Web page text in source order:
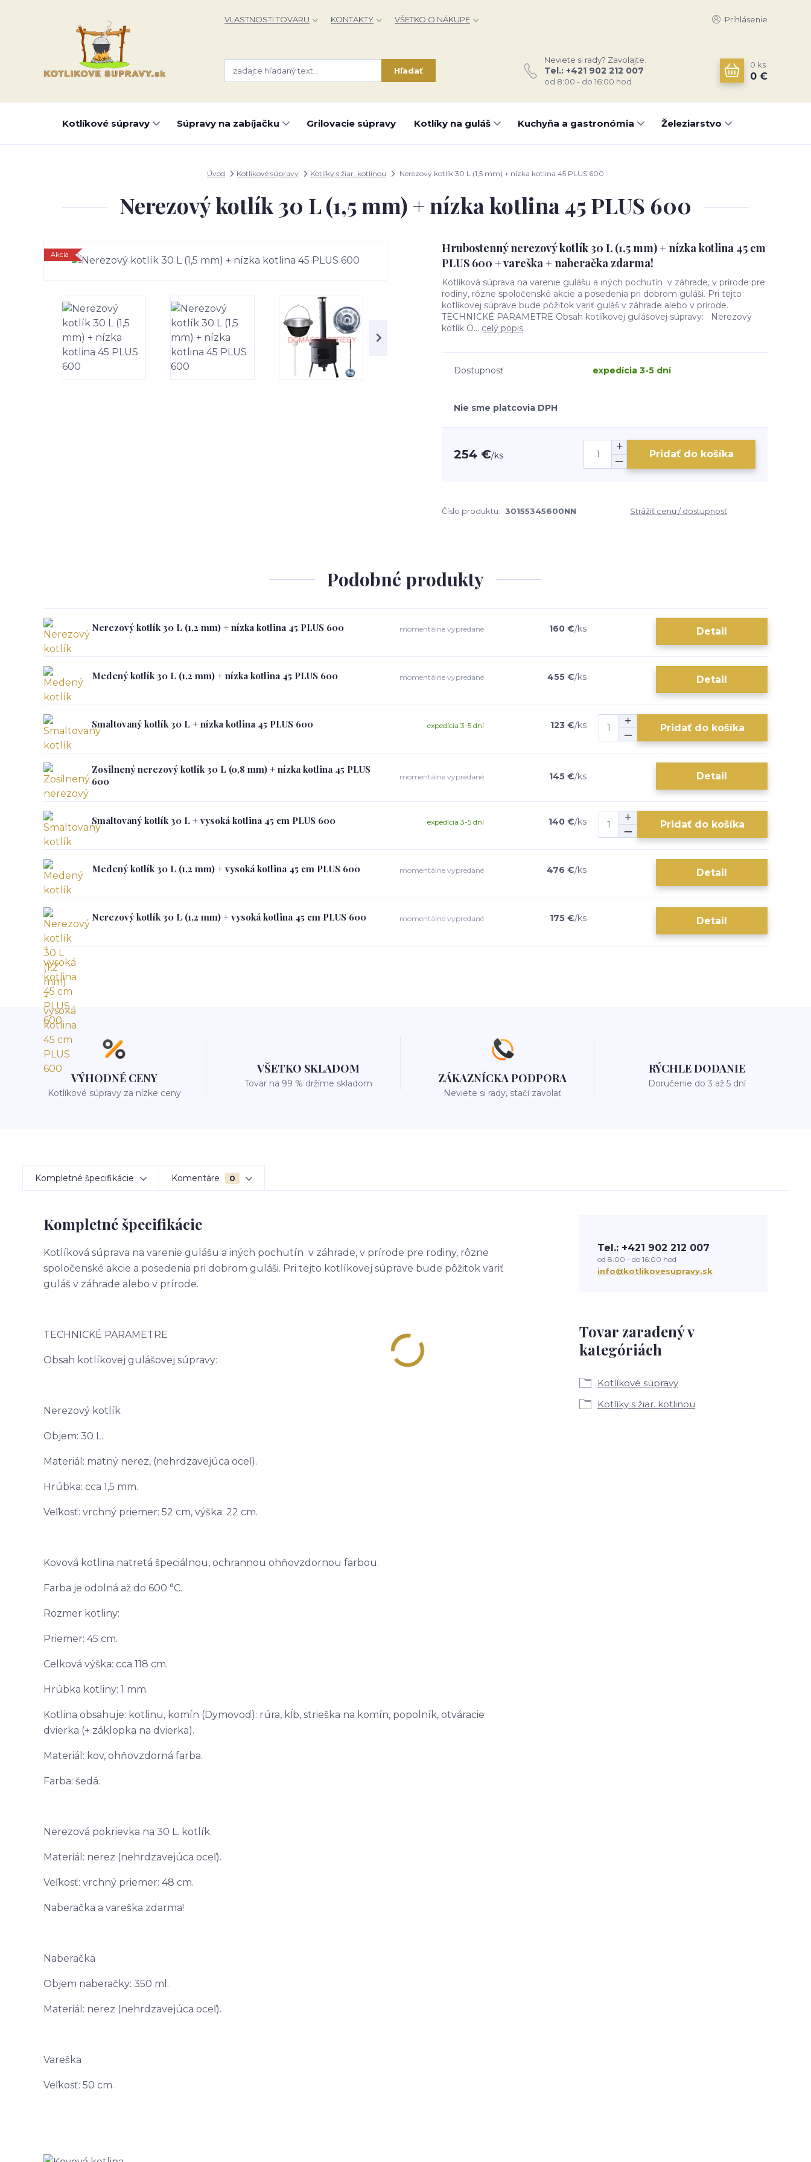
VLASTNOSTI TOVARU KONTAKTY VŠETKO O NÁKUPE Prihlásenie
Hľadať
Neviete si rady? Zavolajte.
Tel.: +421 902 212 007
od 8:00 - do 16:00 hod
0 ks
0 €
Kotlíkové súpravy Súpravy na zabíjačku Grilovacie súpravy Kotlíky na guláš Kuchyňa a gastronómia Železiarstvo
Úvod Kotlíkové súpravy Kotlíky s žiar. kotlinou Nerezový kotlík 30 L (1,5 mm) + nízka kotlina 45 PLUS 600
Nerezový kotlík 30 L (1,5 mm) + nízka kotlina 45 PLUS 600
Akcia
Hrubostenný nerezový kotlík 30 L (1,5 mm) + nízka kotlina 45 cm
PLUS 600 + vareška + naberačka zdarma!
Kotlíková súprava na varenie gulášu a iných pochutín v záhrade, v prírode pre
rodiny, rôzne spoločenské akcie a posedenia pri dobrom guláši. Pri tejto
kotlíkovej súprave bude pôžitok variť guláš v záhrade alebo v prírode.
TECHNICKÉ PARAMETRE Obsah kotlíkovej gulášovej súpravy: Nerezový
kotlík O... celý popis
Dostupnosť expedícia 3-5 dní
Nie sme platcovia DPH
254 €/ks Pridať do košíka
Číslo produktu: 30155345600NN Strážiť cenu / dostupnosť
Podobné produkty
Nerezový kotlík 30 L (1,2 mm) + nízka kotlina 45 PLUS 600 160 €/ks
momentálne vypredané Detail
Medený kotlík 30 L (1,2 mm) + nízka kotlina 45 PLUS 600 455 €/ks
momentálne vypredané Detail
Smaltovaný kotlík 30 L + nízka kotlina 45 PLUS 600 123 €/ks
expedícia 3-5 dní Pridať do košíka
Zosilnený nerezový kotlík 30 L (0,8 mm) + nízka kotlina 45 PLUS
600
145 €/ks
momentálne vypredané Detail
Smaltovaný kotlík 30 L + vysoká kotlina 45 cm PLUS 600 140 €/ks
expedícia 3-5 dní Pridať do košíka
Medený kotlík 30 L (1,2 mm) + vysoká kotlina 45 cm PLUS 600 476 €/ks
momentálne vypredané Detail
Nerezový kotlík 30 L (1,2 mm) + vysoká kotlina 45 cm PLUS 600 175 €/ks
momentálne vypredané Detail
VÝHODNÉ CENY
Kotlíkové súpravy za nízke ceny
VŠETKO SKLADOM
Tovar na 99 % držíme skladom ZÁKAZNÍCKA PODPORA
Neviete si rady, stačí zavolať
RÝCHLE DODANIE
Doručenie do 3 až 5 dní
Kompletné špecifikácie Komentáre 0
Kompletné špecifikácie
Kotlíková súprava na varenie gulášu a iných pochutín v záhrade, v prírode pre rodiny, rôzne
spoločenské akcie a posedenia pri dobrom guláši. Pri tejto kotlíkovej súprave bude pôžitok variť
guláš v záhrade alebo v prírode.
TECHNICKÉ PARAMETRE
Obsah kotlíkovej gulášovej súpravy:
Nerezový kotlík
Objem: 30 L.
Materiál: matný nerez, (nehrdzavejúca oceľ).
Hrúbka: cca 1,5 mm.
Veľkosť: vrchný priemer: 52 cm, výška: 22 cm.
Kovová kotlina natretá špeciálnou, ochrannou ohňovzdornou farbou.
Farba je odolná až do 600 °C.
Rozmer kotliny:
Priemer: 45 cm.
Celková výška: cca 118 cm.
Hrúbka kotliny: 1 mm.
Kotlina obsahuje: kotlinu, komín (Dymovod): rúra, kĺb, strieška na komín, popolník, otváracie
dvierka (+ záklopka na dvierka).
Materiál: kov, ohňovzdorná farba.
Farba: šedá.
Nerezová pokrievka na 30 L. kotlík.
Materiál: nerez (nehrdzavejúca oceľ).
Veľkosť: vrchný priemer: 48 cm.
Naberačka a vareška zdarma!
Naberačka
Objem naberačky: 350 ml.
Materiál: nerez (nehrdzavejúca oceľ).
Vareška
Veľkosť: 50 cm.
Tovar zaradený v
kategóriách
Kotlíkové súpravy
Kotlíky s žiar. kotlinou
Tel.: +421 902 212 007
od 8:00 - do 16:00 hod
info@kotlikovesupravy.sk